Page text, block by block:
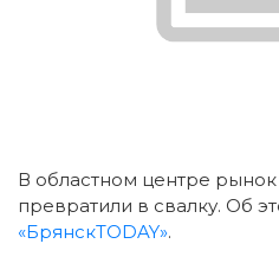
В областном центре
превратили в свалку. Об
«БрянскTODAY».